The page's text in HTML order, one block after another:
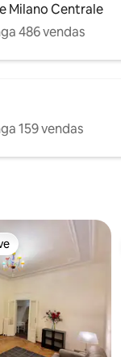
Milano Centrale
486 vendas
159 vendas
të klientëve